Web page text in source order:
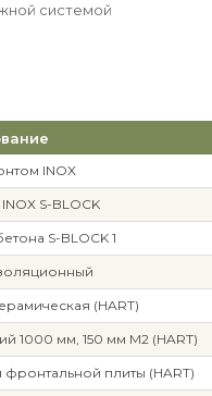
системой
INOX
S-BLOCK
S-BLOCK 1
(HART)
1000 мм, 150 мм М2 (HART)
плиты (HART)